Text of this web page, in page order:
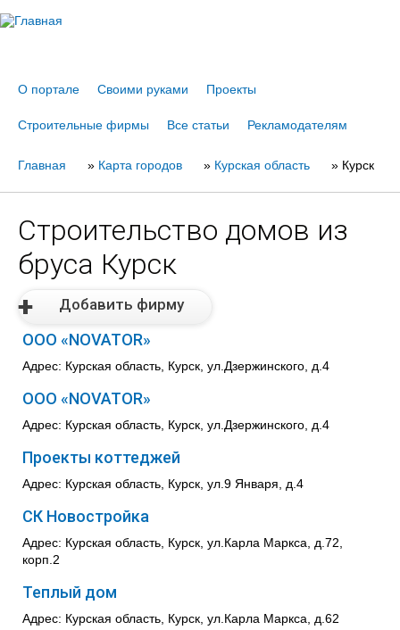
О портале Своими руками Проекты
Строительные фирмы Все статьи Рекламодателям
Вы
здесь
Главная » Карта городов » Курская область » Курск
Строительство домов из
бруса Курск
Добавить фирму
ООО «NOVATOR»
Адрес: Курская область, Курск, ул.Дзержинского, д.4
ООО «NOVATOR»
Адрес: Курская область, Курск, ул.Дзержинского, д.4
Проекты коттеджей
Адрес: Курская область, Курск, ул.9 Января, д.4
СК Новостройка
Адрес: Курская область, Курск, ул.Карла Маркса, д.72,
корп.2
Теплый дом
Адрес: Курская область, Курск, ул.Карла Маркса, д.62